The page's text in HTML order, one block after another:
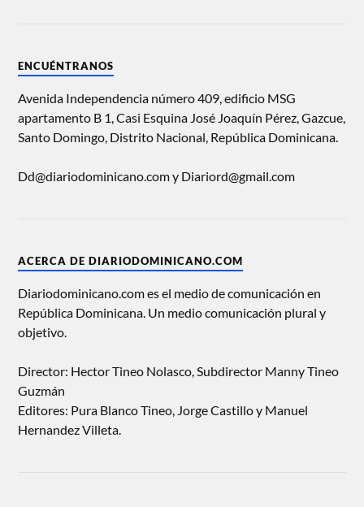
ENCUÉNTRANOS
Avenida Independencia número 409, edificio MSG
apartamento B 1, Casi Esquina José Joaquín Pérez, Gazcue,
Santo Domingo, Distrito Nacional, República Dominicana.
Dd@diariodominicano.com y Diariord@gmail.com
ACERCA DE DIARIODOMINICANO.COM
Diariodominicano.com es el medio de comunicación en
República Dominicana. Un medio comunicación plural y
objetivo.
Director: Hector Tineo Nolasco, Subdirector Manny Tineo
Guzmán
Editores: Pura Blanco Tineo, Jorge Castillo y Manuel
Hernandez Villeta.